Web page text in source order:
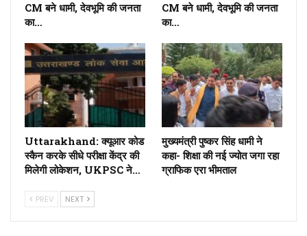
CM बने धामी, देवभूमि की जनता
का…
CM बने धामी, देवभूमि की जनता
का…
Uttarakhand: क्यूआर कोड
स्कैन करके सीधे परीक्षा केंद्र की
मिलेगी लोकेशन, UKPSC ने…
मुख्यमंत्री पुष्कर सिंह धामी ने
कहा- शिक्षा की नई ज्योत जगा रहा
ग्राफिक एरा भीमताल
PREV NEXT